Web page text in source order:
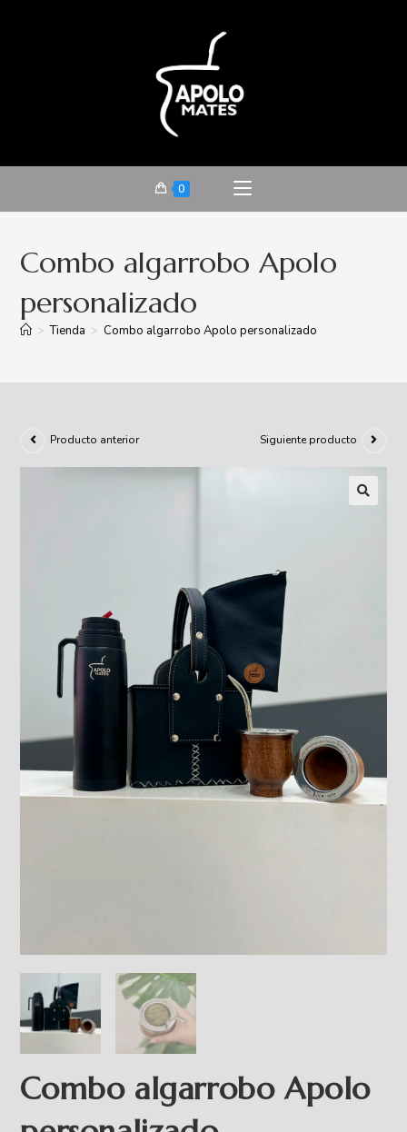
0
Combo algarrobo Apolo
personalizado
> Tienda > Combo algarrobo Apolo personalizado
Producto anterior Siguiente producto
Combo algarrobo Apolo